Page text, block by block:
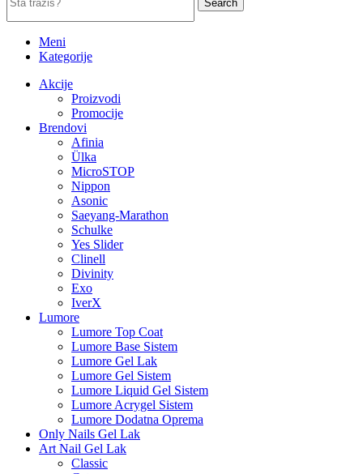
Search
Meni
Kategorije
Akcije
Proizvodi
Promocije
Brendovi
Afinia
Ülka
MicroSTOP
Nippon
Asonic
Saeyang-Marathon
Schulke
Yes Slider
Clinell
Divinity
Exo
IverX
Lumore
Lumore Top Coat
Lumore Base Sistem
Lumore Gel Lak
Lumore Gel Sistem
Lumore Liquid Gel Sistem
Lumore Acrygel Sistem
Lumore Dodatna Oprema
Only Nails Gel Lak
Art Nail Gel Lak
Classic